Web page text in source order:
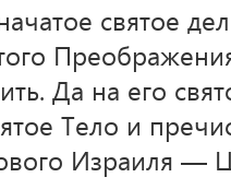
святое
Да на его
Тело и
Израиля —